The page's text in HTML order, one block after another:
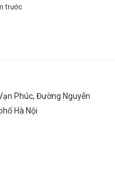
trước
Phúc, Đường Nguyễn
Hà Nội